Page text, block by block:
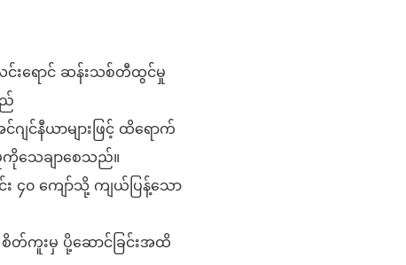
လင်းရောင် ဆန်းသစ်တီထွင်မှု
ည်
နီယာများဖြင့် ထိရောက်
သေချာစေသည်။
၄၀ ကျော်သို့ ကျယ်ပြန့်သော
င် စိတ်ကူးမှ ပို့ဆောင်ခြင်းအထိ